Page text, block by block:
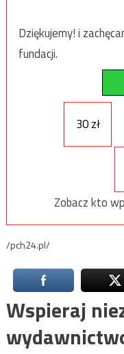
Dziękujemy! i
fundacji.
30 zł
Zobacz kto
/pch24.pl/
Wspieraj